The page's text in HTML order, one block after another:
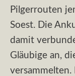
Pilgerrouten
Soest. Die
damit
Gläubige an,
versammelten.